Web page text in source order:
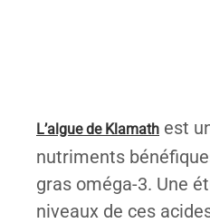
L’algue de Klamath est
nutriments
gras oméga-3. Une
niveaux de ces